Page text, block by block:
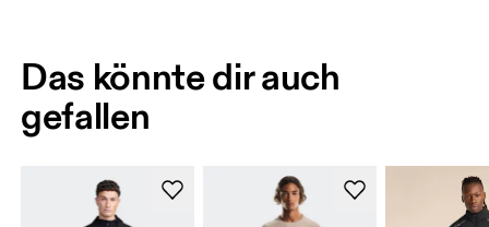
Das könnte dir auch
gefallen